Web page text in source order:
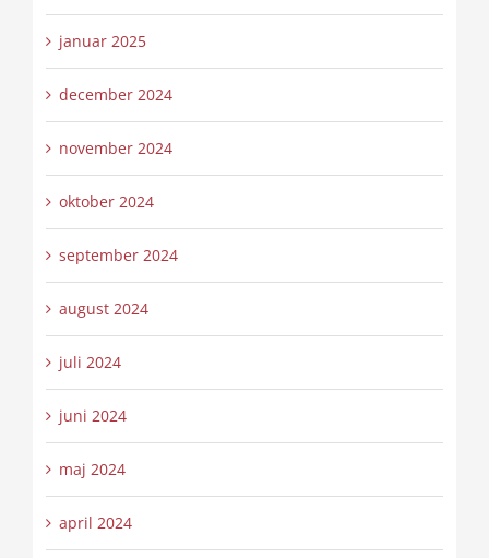
januar 2025
december 2024
november 2024
oktober 2024
september 2024
august 2024
juli 2024
juni 2024
maj 2024
april 2024